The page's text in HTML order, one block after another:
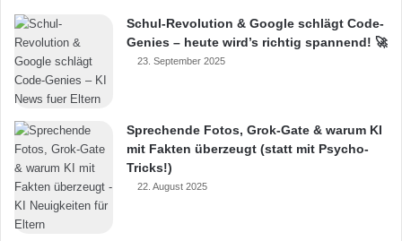
Schul-Revolution & Google schlägt Code-
Genies – heute wird’s richtig spannend! 🚀
23. September 2025
Sprechende Fotos, Grok-Gate & warum KI
mit Fakten überzeugt (statt mit Psycho-
Tricks!)
22. August 2025